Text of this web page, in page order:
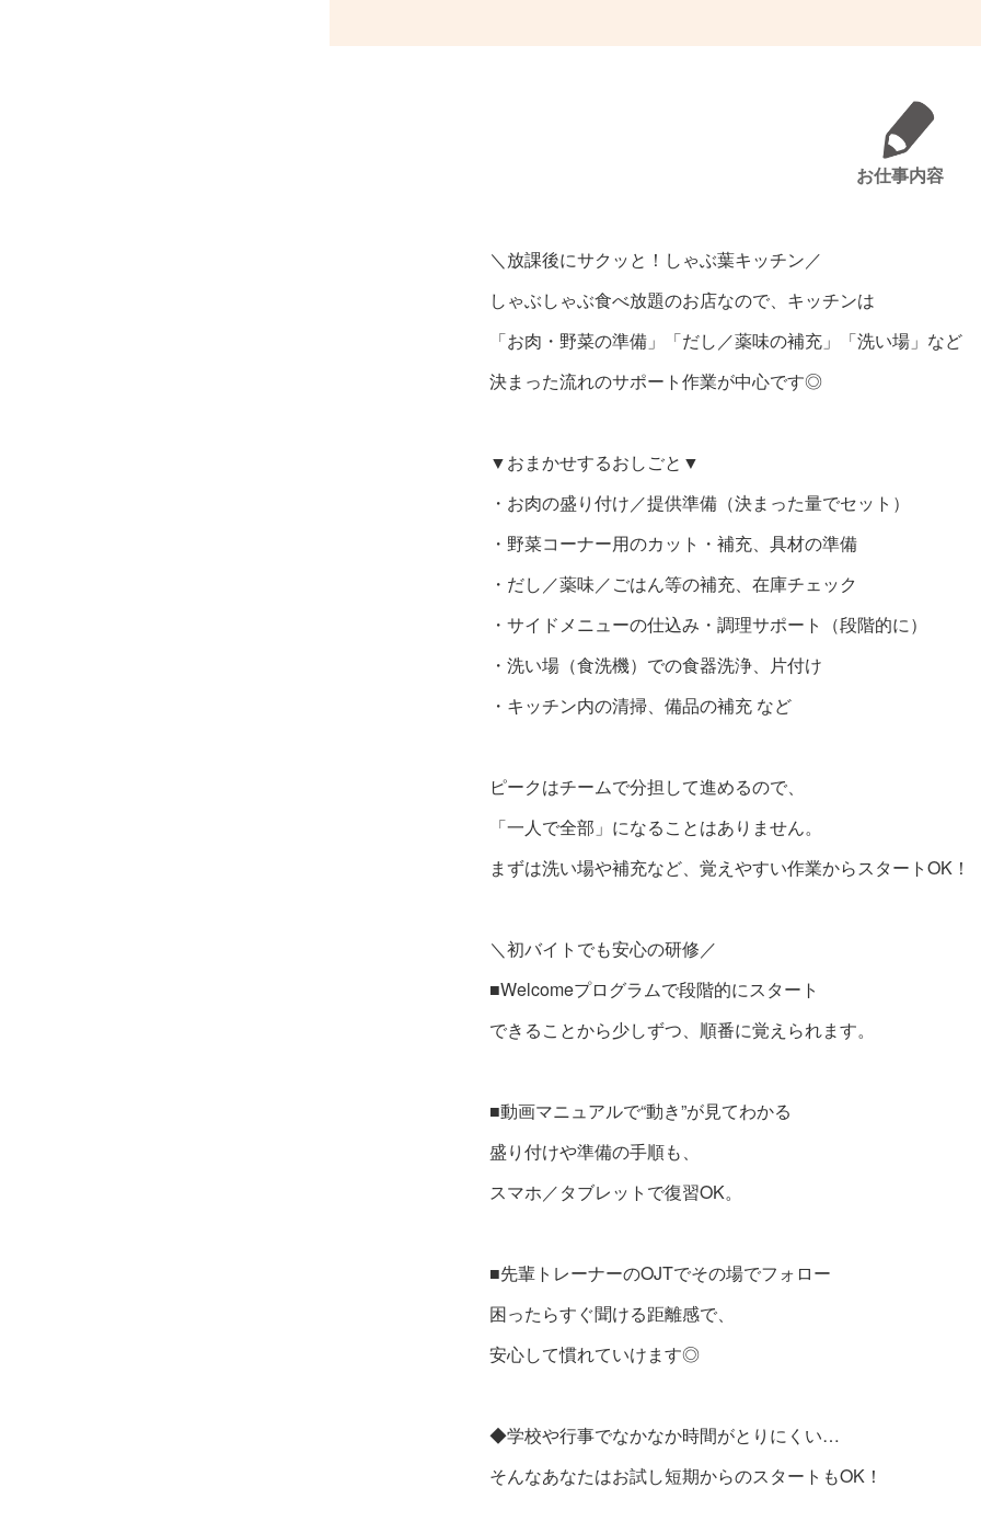
お仕事内容
＼放課後にサクッと！しゃぶ葉キッチン／
しゃぶしゃぶ食べ放題のお店なので、キッチンは
「お肉・野菜の準備」「だし／薬味の補充」「洗い場」など
決まった流れのサポート作業が中心です◎
▼おまかせするおしごと▼
・お肉の盛り付け／提供準備（決まった量でセット）
・野菜コーナー用のカット・補充、具材の準備
・だし／薬味／ごはん等の補充、在庫チェック
・サイドメニューの仕込み・調理サポート（段階的に）
・洗い場（食洗機）での食器洗浄、片付け
・キッチン内の清掃、備品の補充 など
ピークはチームで分担して進めるので、
「一人で全部」になることはありません。
まずは洗い場や補充など、覚えやすい作業からスタートOK！
＼初バイトでも安心の研修／
■Welcomeプログラムで段階的にスタート
できることから少しずつ、順番に覚えられます。
■動画マニュアルで“動き”が見てわかる
盛り付けや準備の手順も、
スマホ／タブレットで復習OK。
■先輩トレーナーのOJTでその場でフォロー
困ったらすぐ聞ける距離感で、
安心して慣れていけます◎
◆学校や行事でなかなか時間がとりにくい…
そんなあなたはお試し短期からのスタートもOK！